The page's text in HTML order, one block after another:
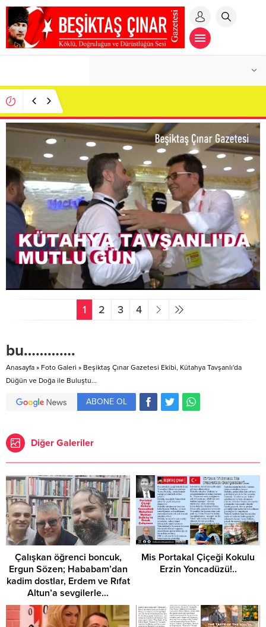
CUMHURBAŞKANI ADAYI İMAMOĞLU SALONDAN
ÇIKARILDI!
1 2 3 4
bu………….
Anasayfa » Foto Galeri » Beşiktaş Çınar Gazetesi Ekibi, Kütahya Tavşanlı'da
Düğün ve Doğa ile Buluştu...
ABONE OL
Diğer Galeriler
Çalışkan öğrenci boncuk,
Ergun Sözen; Hababam’dan
kadim dostlar, Erdem ve Rıfat
Altun’a sevgilerle…
Mis Portakal Çiçeği Kokulu
Erzin Yoncadüzü!..